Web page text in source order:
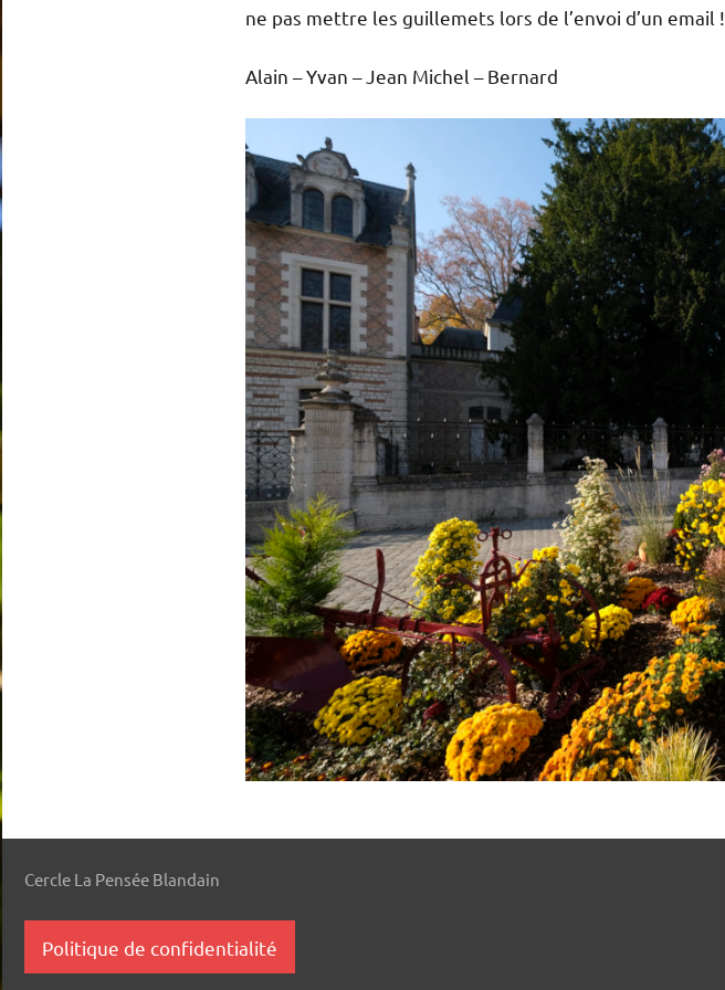
ne pas mettre les guillemets lors de l’envoi d’un email !
Alain – Yvan – Jean Michel – Bernard
Cercle La Pensée Blandain
Politique de confidentialité